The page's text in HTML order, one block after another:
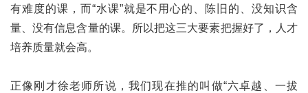
有难度的课，而“水课”就是不用心的、陈旧的、没知识含
量、没有信息含量的课。所以把这三大要素把握好了，人才
培养质量就会高。
正像刚才徐老师所说，我们现在推的叫做“六卓越、一拔